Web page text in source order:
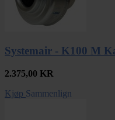
Systemair - K100 M
2.375,00 KR
Kjøp Sammenlign